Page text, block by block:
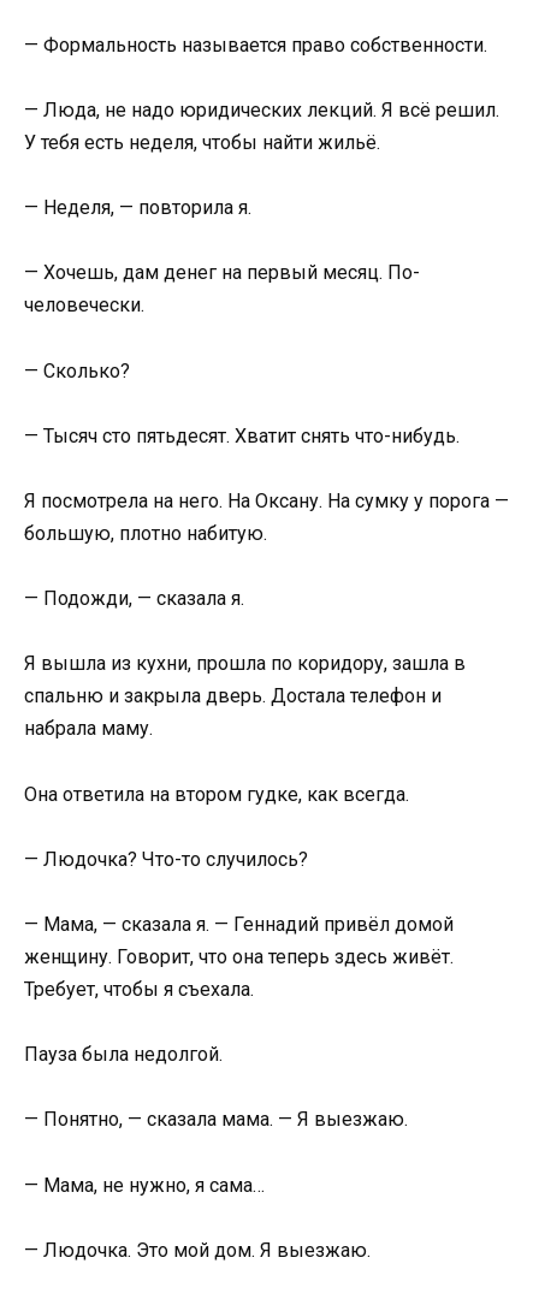
— Формальность называется право собственности.
— Люда, не надо юридических лекций. Я всё решил.
У тебя есть неделя, чтобы найти жильё.
— Неделя, — повторила я.
— Хочешь, дам денег на первый месяц. По-
человечески.
— Сколько?
— Тысяч сто пятьдесят. Хватит снять что-нибудь.
Я посмотрела на него. На Оксану. На сумку у порога —
большую, плотно набитую.
— Подожди, — сказала я.
Я вышла из кухни, прошла по коридору, зашла в
спальню и закрыла дверь. Достала телефон и
набрала маму.
Она ответила на втором гудке, как всегда.
— Людочка? Что-то случилось?
— Мама, — сказала я. — Геннадий привёл домой
женщину. Говорит, что она теперь здесь живёт.
Требует, чтобы я съехала.
Пауза была недолгой.
— Понятно, — сказала мама. — Я выезжаю.
— Мама, не нужно, я сама…
— Людочка. Это мой дом. Я выезжаю.